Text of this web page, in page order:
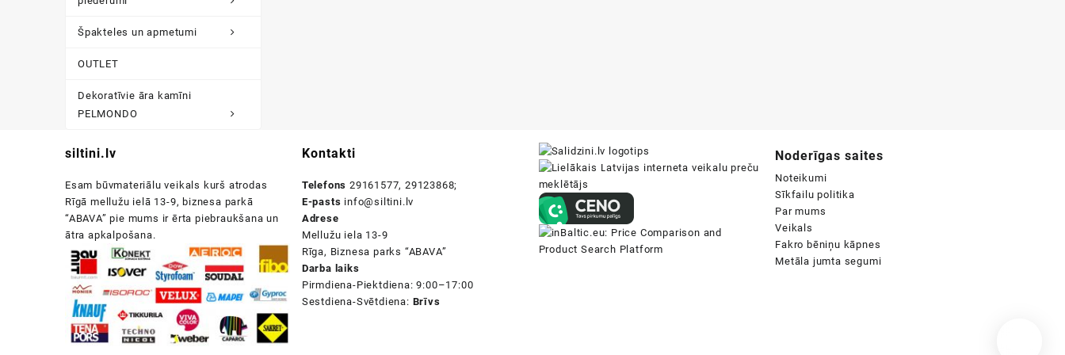
Špakteles un apmetumi
OUTLET
Dekoratīvie āra kamīni
PELMONDO
siltini.lv
Esam būvmateriālu veikals kurš atrodas
Rīgā mellužu ielā 13-9, biznesa parkā
“ABAVA” pie mums ir ērta piebraukšana un
ātra apkalpošana.
Kontakti
Telefons 29161577, 29123868;
E-pasts info@siltini.lv
Adrese
Mellužu iela 13-9
Rīga, Biznesa parks “ABAVA”
Darba laiks
Pirmdiena-Piektdiena: 9:00–17:00
Sestdiena-Svētdiena: Brīvs
Noderīgas saites
Noteikumi
Sīkfailu politika
Par mums
Veikals
Fakro bēniņu kāpnes
Metāla jumta segumi